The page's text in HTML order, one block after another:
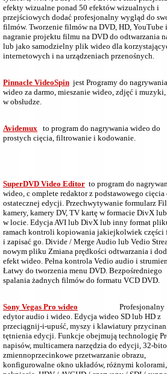
efekty wizualne ponad 50 efektów wizualnych i
przejściowych dodać profesjonalny wygląd do
filmów. Tworzenie filmów na DVD, HD, YouTube
nagranie projektu filmu na DVD do odtwarzania
lub jako samodzielny plik wideo dla
internetowych i na urządzeniach przenośnych.
Pinnacle VideoSpin jest Programy do nagrywania
wideo za darmo, mieszanie wideo, zdjęć i muzyki,
w obsłudze.
Avidemux to program do nagrywania wideo do
prostych cięcia, filtrowanie i kodowanie.
SuperDVD Video Editor to program do
wideo, c omplete redaktor z podstawowego cięcia
ostatecznej edycji. Przechwytywanie formularz
kamery, kamery DV, TV kartę w formacie DivX
w locie. Edycja AVI lub DivX lub inny format
ramach kontroli kopiowania jakiejkolwiek części
i zapisać go. Divide / Merge Audio lub Vedio
nowym pliku Zmiana prędkości odtwarzania i
efekt wideo. Pełna kontrola Vedio audio i
Łatwy do tworzenia menu DVD. Bezpośredniego
spalania żadnych filmów do formatu VCD DVD.
Sony Vegas Pro wideo
Profesjonalny
edytor audio i wideo. Edycja wideo SD lub HD z
przeciągnij-i-upuść, myszy i klawiatury
tętnienia edycji. Funkcje obejmują technologię
napisów, multicamera narzędzia do edycji, 32-
zmiennoprzecinkowe przetwarzanie obrazu,
konfigurowalne okno układów, różnymi kolorami,